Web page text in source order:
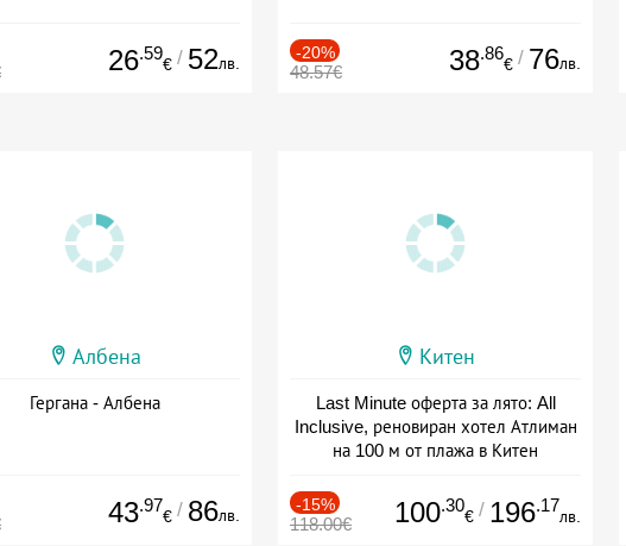
26.59
€ / 52лв.
-20%
48.57€ 38.86
€ / 76лв.
Албена
Гергана - Албена
43.97
€ / 86лв.
Китен
Last Minute оферта за лято: All
Inclusive, реновиран хотел Атлиман
на 100 м от плажа в Китен
-15%
118.00€ 100.30
€ / 196.17
лв.